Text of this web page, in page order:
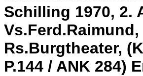
Schilling 1970, 2.
Vs.Ferd.Raimund,
Rs.Burgtheater,
P.144 / ANK 284)